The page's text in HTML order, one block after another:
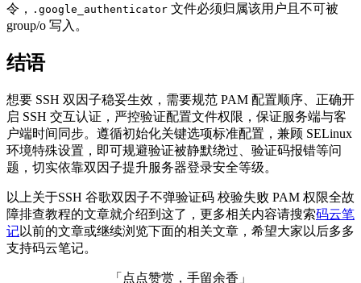
令，
.google_authenticator 文件必须归属该用户且不可被
group/o 写入。
结语
想要 SSH 双因子稳妥生效，需要规范 PAM 配置顺序、正确开
启 SSH 交互认证，严控验证配置文件权限，保证服务端与客
户端时间同步。遵循初始化关键选项标准配置，兼顾 SELinux
环境特殊设置，即可规避验证被静默绕过、验证码报错等问
题，切实依靠双因子提升服务器登录安全等级。
以上关于SSH 谷歌双因子不弹验证码 校验失败 PAM 权限全故
障排查教程的文章就介绍到这了，更多相关内容请搜索码云笔
记以前的文章或继续浏览下面的相关文章，希望大家以后多多
支持码云笔记。
「点点赞赏，手留余香」